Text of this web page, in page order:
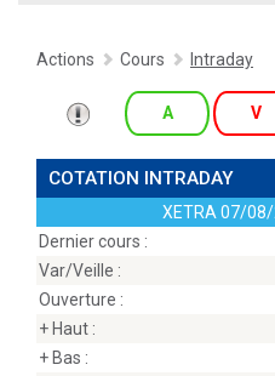
Actions Cours Intraday
A V
COTATION INTRADAY
XETRA 07/08/
Dernier cours :
Var/Veille :
Ouverture :
+ Haut :
+ Bas :